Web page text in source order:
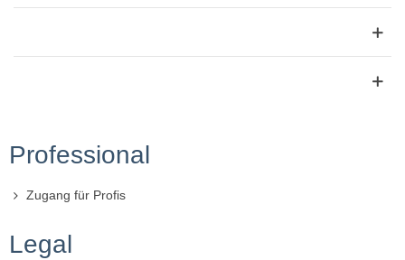
Legal
Professional
Zugang für Profis